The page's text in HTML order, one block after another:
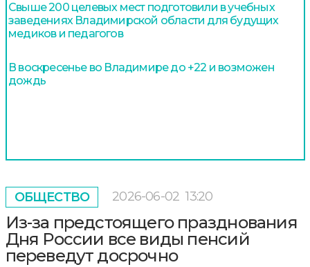
Свыше 200 целевых мест подготовили в учебных
заведениях Владимирской области для будущих
медиков и педагогов
В воскресенье во Владимире до +22 и возможен
дождь
ОБЩЕСТВО 2026-06-02 13:20
Из-за предстоящего празднования
Дня России все виды пенсий
переведут досрочно